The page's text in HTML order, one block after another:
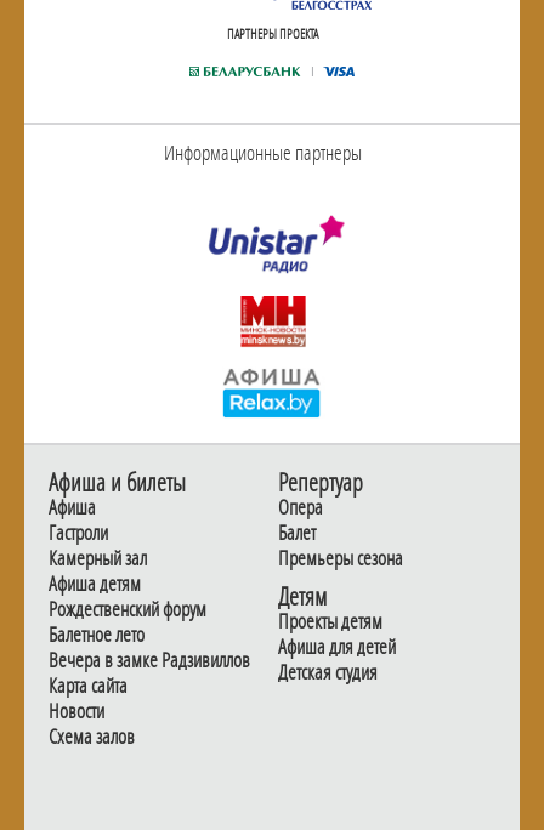
ПАРТНЕРЫ ПРОЕКТА
Информационные партнеры
Афиша и билеты
Афиша
Гастроли
Камерный зал
Афиша детям
Рождественский форум
Балетное лето
Вечера в замке Радзивиллов
Карта сайта
Новости
Схема залов
Репертуар
Опера
Балет
Премьеры сезона
Детям
Проекты детям
Афиша для детей
Детская студия